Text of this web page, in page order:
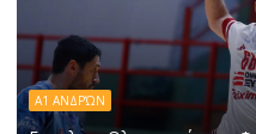
Α1 ΑΝΔΡΏΝ